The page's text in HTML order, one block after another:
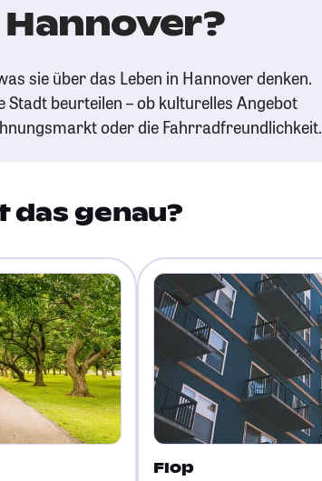
sie über das Leben in Hannover denken.
Stadt beurteilen – ob kulturelles Angebot
oder die Fahrradfreundlichkeit.
das genau?
Flop